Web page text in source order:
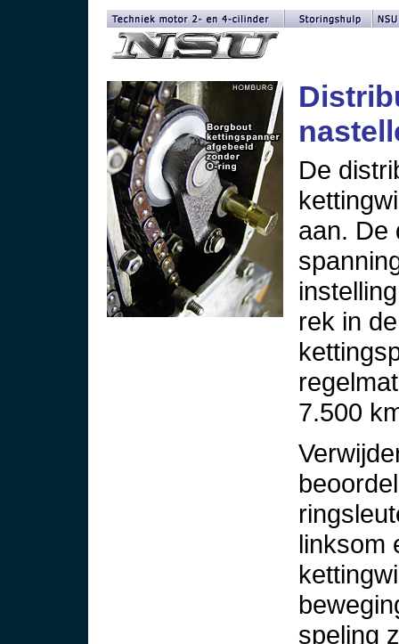
De
aan. De
rek in
7.500
linksom
speling